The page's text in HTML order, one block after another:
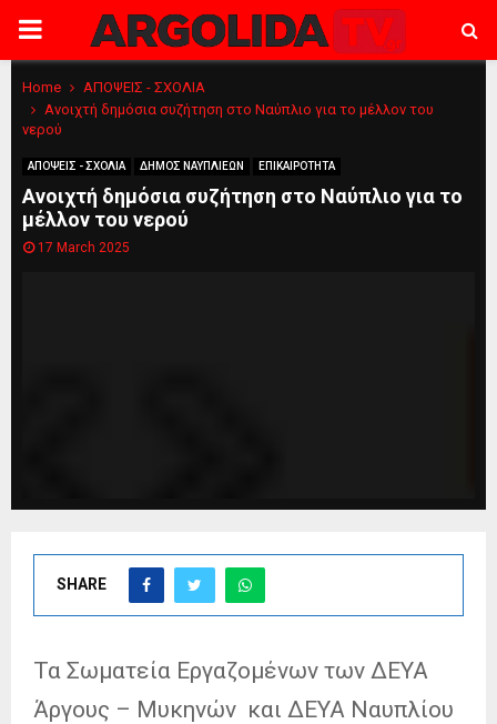
PRIMARY
MENU
Home
ΑΠΟΨΕΙΣ - ΣΧΟΛΙΑ
Ανοιχτή δημόσια συζήτηση στο Ναύπλιο για το μέλλον του
νερού
ΑΠΟΨΕΙΣ - ΣΧΟΛΙΑ ΔΗΜΟΣ ΝΑΥΠΛΙΕΩΝ ΕΠΙΚΑΙΡΟΤΗΤΑ
Ανοιχτή δημόσια συζήτηση στο Ναύπλιο για το
μέλλον του νερού
17 March 2025
SHARE
Τα Σωματεία Εργαζομένων των ΔΕΥΑ
Άργους – Μυκηνών και ΔΕΥΑ Ναυπλίου